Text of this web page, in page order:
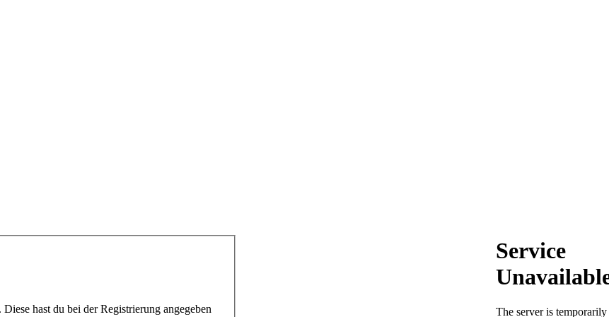
hast du bei der Registrierung angegeben